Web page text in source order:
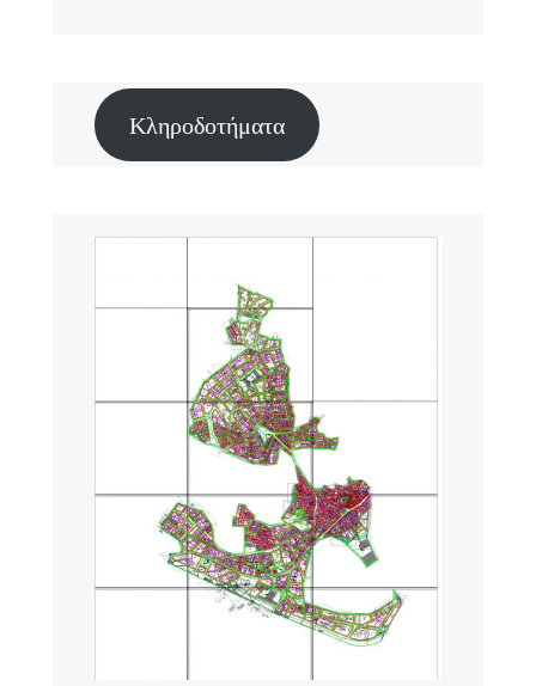
Κληροδοτήματα